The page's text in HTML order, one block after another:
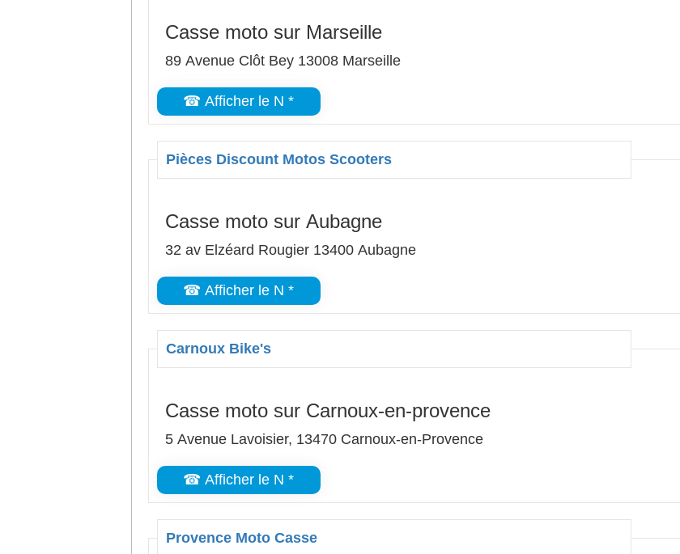
Casse moto sur Marseille
89 Avenue Clôt Bey 13008 Marseille
☎ Afficher le N *
Pièces Discount Motos Scooters
Casse moto sur Aubagne
32 av Elzéard Rougier 13400 Aubagne
☎ Afficher le N *
Carnoux Bike's
Casse moto sur Carnoux-en-provence
5 Avenue Lavoisier, 13470 Carnoux-en-Provence
☎ Afficher le N *
Provence Moto Casse